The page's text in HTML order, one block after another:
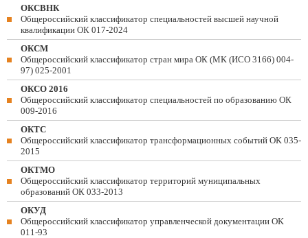
ОКСВНК
Общероссийский классификатор специальностей высшей научной
квалификации ОК 017-2024
ОКСМ
Общероссийский классификатор стран мира ОК (МК (ИСО 3166) 004-
97) 025-2001
ОКСО 2016
Общероссийский классификатор специальностей по образованию ОК
009-2016
ОКТС
Общероссийский классификатор трансформационных событий ОК 035-
2015
ОКТМО
Общероссийский классификатор территорий муниципальных
образований ОК 033-2013
ОКУД
Общероссийский классификатор управленческой документации ОК
011-93